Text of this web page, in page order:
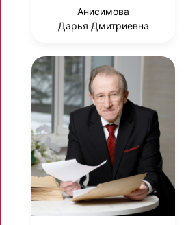
Анисимова
Дарья Дмитриевна